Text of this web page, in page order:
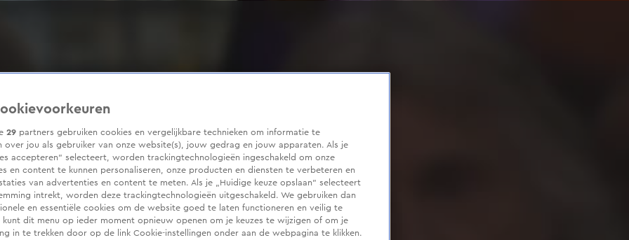
29 partners gebruiken cookies en vergelijkbare technieken om informatie te
over jou als gebruiker van onze website(s), jouw gedrag en jouw apparaten. Als je
accepteren” selecteert, worden trackingtechnologieën ingeschakeld om onze
en content te kunnen personaliseren, onze producten en diensten te verbeteren en
van advertenties en content te meten. Als je „Huidige keuze opslaan” selecteert
intrekt, worden deze trackingtechnologieën uitgeschakeld. We gebruiken dan
en essentiële cookies om de website goed te laten functioneren en veilig te
kunt dit menu op ieder moment opnieuw openen om je keuzes te wijzigen of om je
in te trekken door op de link Cookie-instellingen onder aan de webpagina te klikken.